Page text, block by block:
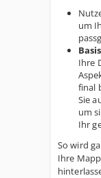
um
Ihre
final
Sie
um
Ihr
So wird
Ihre